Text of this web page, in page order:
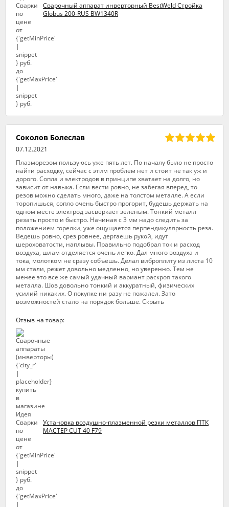
Сварочный аппарат инверторный BestWeld Стройка
Globus 200-RUS BW1340R
Соколов Болеслав
07.12.2021
Плазморезом пользуюсь уже пять лет. По началу было не просто
найти расходку, сейчас с этим проблем нет и стоит не так уж и
дорого. Сопла и электродов в принципе хватает на долго, но
зависит от навыка. Если вести ровно, не забегая вперед, то
резов можно сделать много, даже на толстом металле. А если
торопишься, сопло очень быстро прогорит, будешь держать на
одном месте электрод засверкает зеленым. Тонкий металл
резать просто и быстро. Начиная с 3 мм надо следить за
положением горелки, уже ощущается перпендикулярность реза.
Ведешь ровно, срез ровнее, дергаешь рукой, идут
шероховатости, наплывы. Правильно подобрал ток и расход
воздуха, шлам отделяется очень легко. Дал много воздуха и
тока, молотком не сразу собъешь. Делал виброплиту из листа 10
мм стали, режет довольно медленно, но уверенно. Тем не
менее это все же самый удачный вариант раскроя такого
металла. Шов довольно тонкий и аккуратный, физических
усилий никаких. О покупке ни разу не пожалел. Зато
возможностей стало на порядок больше. Скрыть
Отзыв на товар:
Установка воздушно-плазменной резки металлов ПТК
МАСТЕР CUT 40 F79